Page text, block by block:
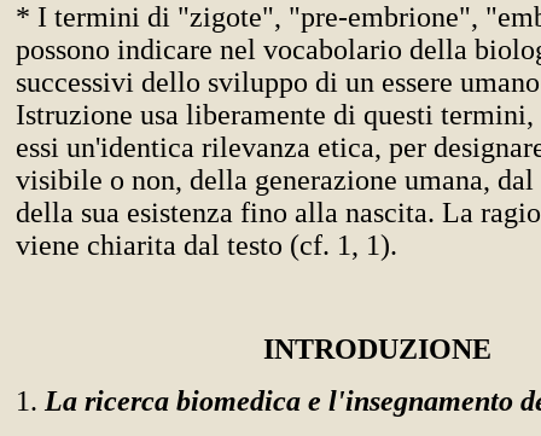
* I termini di "zigote", "pre-embrione",
possono indicare nel vocabolario della
successivi dello sviluppo di un essere
Istruzione usa liberamente di questi
essi un'identica rilevanza etica, per
visibile o non, della generazione umana,
della sua esistenza fino alla nascita. La
viene chiarita dal testo (cf. 1, 1).
INTRODUZIONE
1. La ricerca biomedica e l'insegnamento